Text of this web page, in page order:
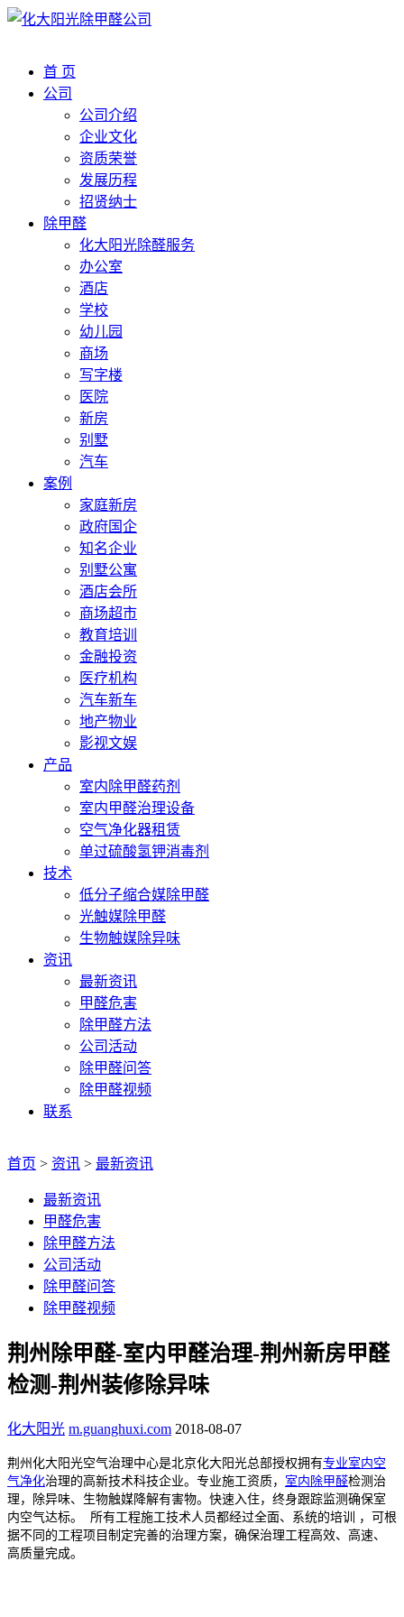
首 页
公司
公司介绍
企业文化
资质荣誉
发展历程
招贤纳士
除甲醛
化大阳光除醛服务
办公室
酒店
学校
幼儿园
商场
写字楼
医院
新房
别墅
汽车
案例
家庭新房
政府国企
知名企业
别墅公寓
酒店会所
商场超市
教育培训
金融投资
医疗机构
汽车新车
地产物业
影视文娱
产品
室内除甲醛药剂
室内甲醛治理设备
空气净化器租赁
单过硫酸氢钾消毒剂
技术
低分子缩合媒除甲醛
光触媒除甲醛
生物触媒除异味
资讯
最新资讯
甲醛危害
除甲醛方法
公司活动
除甲醛问答
除甲醛视频
联系
首页 > 资讯 > 最新资讯
最新资讯
甲醛危害
除甲醛方法
公司活动
除甲醛问答
除甲醛视频
荆州除甲醛-室内甲醛治理-荆州新房甲醛
检测-荆州装修除异味
化大阳光 m.guanghuxi.com 2018-08-07
荆州化大阳光空气治理中心是北京化大阳光总部授权拥有专业室内空
气净化治理的高新技术科技企业。专业施工资质， 室内 除甲醛检测治
理，除异味、生物触媒降解有害物。快速入住，终身跟踪监测确保室
内空气达标。
所有工程施工技术人员都经过全面、系统的培训 ，可根
据不同的工程项目制定完善的治理方案，确保治理工程高效、高速、
高质量完成。